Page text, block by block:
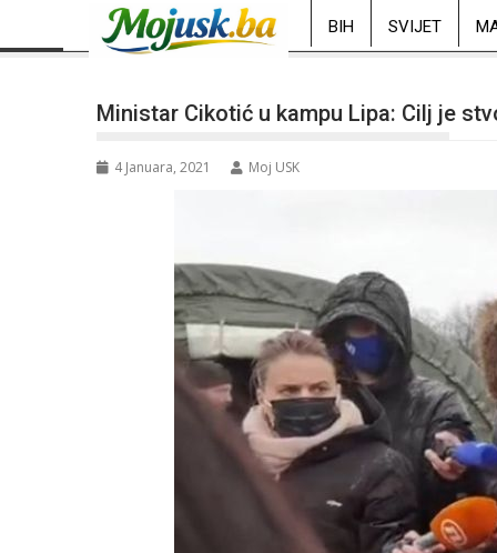
BIH SVIJET
Ministar Cikotić u kampu Lipa: Cilj je
4 Januara, 2021 Moj USK